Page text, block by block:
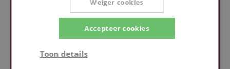
Accepteer cookies
Toon details